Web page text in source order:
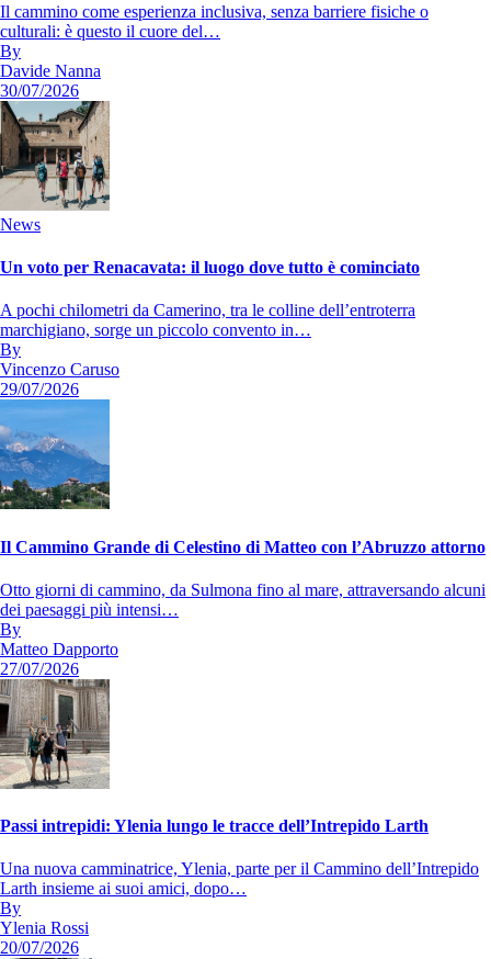
Il cammino come esperienza inclusiva, senza barriere fisiche o
culturali: è questo il cuore del…
By
Davide Nanna
30/07/2026
News
Un voto per Renacavata: il luogo dove tutto è cominciato
A pochi chilometri da Camerino, tra le colline dell’entroterra
marchigiano, sorge un piccolo convento in…
By
Vincenzo Caruso
29/07/2026
Il Cammino Grande di Celestino di Matteo con l’Abruzzo attorno
Otto giorni di cammino, da Sulmona fino al mare, attraversando alcuni
dei paesaggi più intensi…
By
Matteo Dapporto
27/07/2026
Passi intrepidi: Ylenia lungo le tracce dell’Intrepido Larth
Una nuova camminatrice, Ylenia, parte per il Cammino dell’Intrepido
Larth insieme ai suoi amici, dopo…
By
Ylenia Rossi
20/07/2026